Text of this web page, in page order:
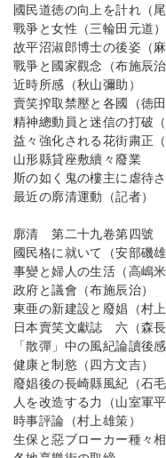
國民道徳の向上を計れ（尾
戰爭と女性（三輪田元道）
故平沼淑郎博士の後姿（麻
戰爭と國家觀念（布施辰治
近時所感（秋山彌助）
賣笑搾取禁壓と各國（徳田
精神總動員と迷信の打破（
益々強化される花街粛正（
山形縣貸座敷續々廢業
斯の如く鬼の樓主に虐待
最近の廓清運動（記者）
廓清 第二十九卷第四號
國民格に就いて（安部磯雄
事變と婦人の生活（高嶋米
政府と議會（布施辰治）
東亜の新建設と廢娼（村上
日本賣笑文獻誌 六（森長
「散彈」中の風紀論讀後
健康と制慾（四方文吉）
廢娼後の長崎縣風紀（石毛
人を改造する力（山室軍平
時事評論（村上雄策）
生保と惡ブローカー種々